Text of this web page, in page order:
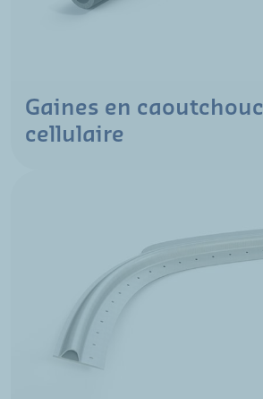
Gaines en caoutchouc
cellulaire